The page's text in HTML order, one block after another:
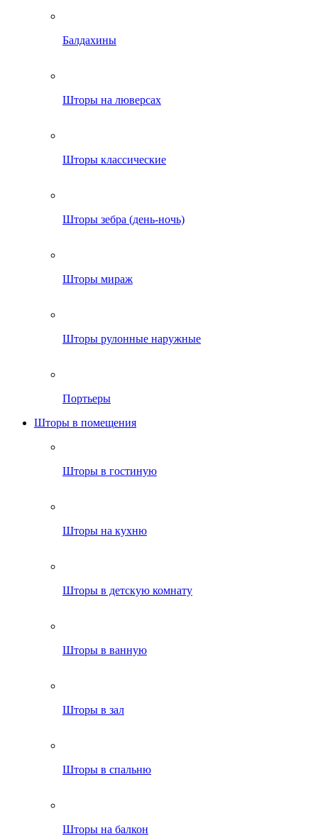
Балдахины
Шторы на люверсах
Шторы классические
Шторы зебра (день-ночь)
Шторы мираж
Шторы рулонные наружные
Портьеры
Шторы в помещения
Шторы в гостиную
Шторы на кухню
Шторы в детскую комнату
Шторы в ванную
Шторы в зал
Шторы в спальню
Шторы на балкон